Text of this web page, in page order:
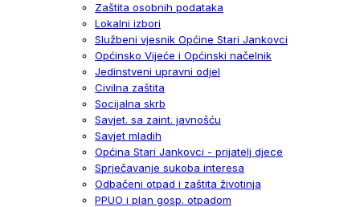
Zaštita osobnih podataka
Lokalni izbori
Službeni vjesnik Općine Stari Jankovci
Općinsko Vijeće i Općinski načelnik
Jedinstveni upravni odjel
Civilna zaštita
Socijalna skrb
Savjet. sa zaint. javnošću
Savjet mladih
Općina Stari Jankovci - prijatelj djece
Sprječavanje sukoba interesa
Odbačeni otpad i zaštita životinja
PPUO i plan gosp. otpadom